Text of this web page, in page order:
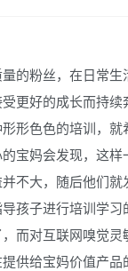
的粉丝，在日常
更好的成长而持
形色色的培训，
宝妈会发现，这
不大，随后他们
孩子进行培训学习
而对互联网嗅觉
供给宝妈价值产品